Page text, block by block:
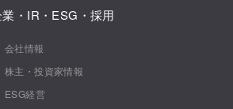
・IR・ESG・採用
会社情報
株主・投資家情報
ESG経営